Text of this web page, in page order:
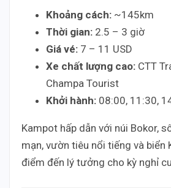
Khoảng cách: ~145km
Thời gian: 2.5 – 3 giờ
Giá vé: 7 – 11 USD
Xe chất lượng cao: CTT
Champa Tourist
Khởi hành: 08:00, 11:30,
Kampot hấp dẫn với núi Bokor,
mạn, vườn tiêu nổi tiếng và biển
điểm đến lý tưởng cho kỳ nghỉ